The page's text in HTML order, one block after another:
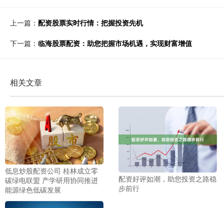
上一篇： 配资股票实时行情：把握投资先机
下一篇： 临海股票配资：助您把握市场机遇，实现财富增值
相关文章
低息炒股配资公司 桂林成立零
碳绿电联盟 产学研用协同推进
能源绿色低碳发展
配资好评如潮，助您投资之路稳
步前行